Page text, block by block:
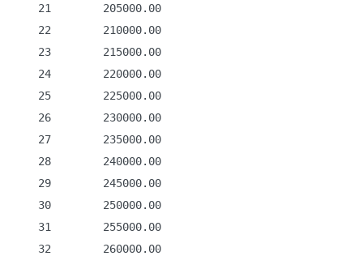
    21        205000.00
    22        210000.00
    23        215000.00
    24        220000.00
    25        225000.00
    26        230000.00
    27        235000.00
    28        240000.00
    29        245000.00
    30        250000.00
    31        255000.00
    32        260000.00